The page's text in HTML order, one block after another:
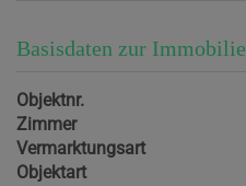
Basisdaten zur Immobilie
Objektnr.
Zimmer
Vermarktungsart
Objektart